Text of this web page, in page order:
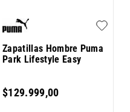
Zapatillas Hombre Puma
Park Lifestyle Easy
$129.999,00